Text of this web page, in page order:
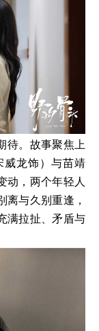
待。故事聚焦上
威龙饰）与苗靖
动，两个年轻人
离与久别重逢，
满拉扯、矛盾与